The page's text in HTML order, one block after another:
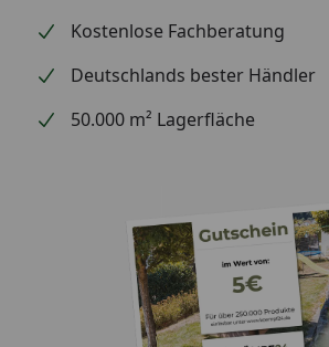
Kostenlose Fachberatung
Deutschlands bester Händler
50.000 m² Lagerfläche